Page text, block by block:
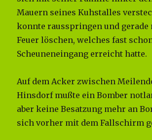
Mauern seines Kuhstalles
konnte rausspringen und gerade
Feuer löschen, welches fast
Scheuneneingang erreicht hatte.
Auf dem Acker zwischen
Hinsdorf mußte ein Bomber
aber keine Besatzung mehr an
sich vorher mit dem Fallschirm